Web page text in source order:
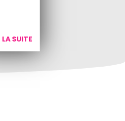
LA SUITE